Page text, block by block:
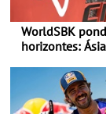
WorldSBK
horizontes: